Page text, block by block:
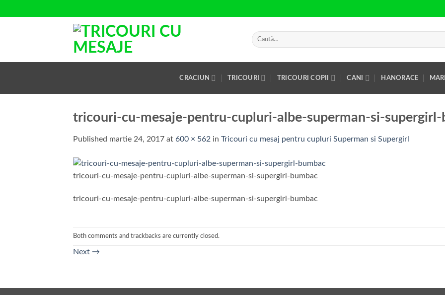
to
Caută
după:
CRACIUN TRICOURI TRICOURI COPII CANI HANORACE
tricouri-cu-mesaje-pentru-cupluri-albe-superman-si-supergirl-
Published martie 24, 2017 at 600 × 562 in Tricouri cu mesaj pentru cupluri Superman si Supergirl
tricouri-cu-mesaje-pentru-cupluri-albe-superman-si-supergirl-bumbac
tricouri-cu-mesaje-pentru-cupluri-albe-superman-si-supergirl-bumbac
Both comments and trackbacks are currently closed.
Next →